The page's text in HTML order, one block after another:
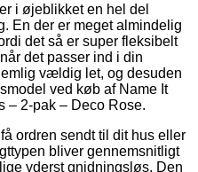
i øjeblikket en hel del
En der er meget almindelig
det så er super fleksibelt
det passer ind i din
vældig let, og desuden
ved køb af Name It
– 2-pak – Deco Rose.
ordren sendt til dit hus eller
bliver gennemsnitligt
yderst gnidningsløs. Den